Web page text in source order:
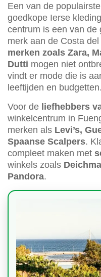
Een van de
goedkope Ierse
centrum is een van de
merk aan de Costa
merken zoals Zara,
Dutti mogen niet
vindt er mode die is
leeftijden en budgetten.
Voor de liefhebbers
winkelcentrum in
merken als Levi’s,
Spaanse Scalpers.
compleet maken met
winkels zoals
Pandora.